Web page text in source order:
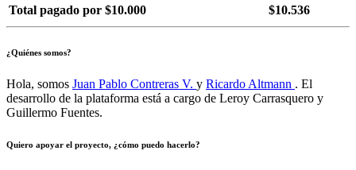
Total pagado por $10.000
$10.536
¿Quiénes somos?
Hola, somos Juan Pablo Contreras V. y Ricardo Altmann . El
desarrollo de la plataforma está a cargo de Leroy Carrasquero y
Guillermo Fuentes.
Quiero apoyar el proyecto, ¿cómo puedo hacerlo?